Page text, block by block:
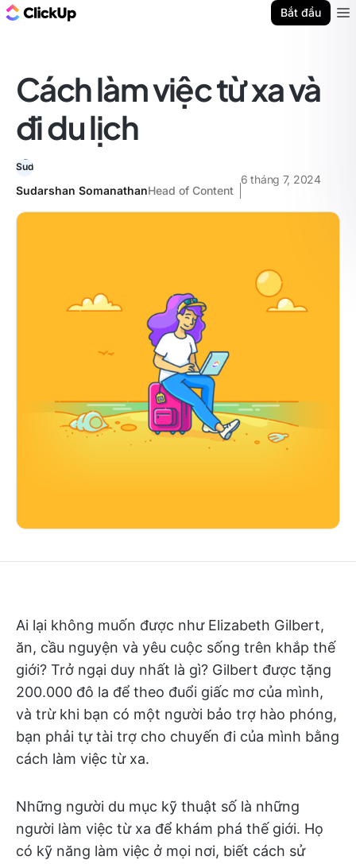
Bắt đầu
Cách làm việc từ xa và
đi du lịch
Sudarshan SomanathanHead of Content
6 tháng 7, 2024
Ai lại không muốn được như Elizabeth Gilbert,
ăn, cầu nguyện và yêu cuộc sống trên khắp thế
giới? Trở ngại duy nhất là gì? Gilbert được tặng
200.000 đô la để theo đuổi giấc mơ của mình,
và trừ khi bạn có một người bảo trợ hào phóng,
bạn phải tự tài trợ cho chuyến đi của mình bằng
cách làm việc từ xa.
Những người du mục kỹ thuật số là những
người làm việc từ xa để khám phá thế giới. Họ
có kỹ năng làm việc ở mọi nơi, biết cách sử